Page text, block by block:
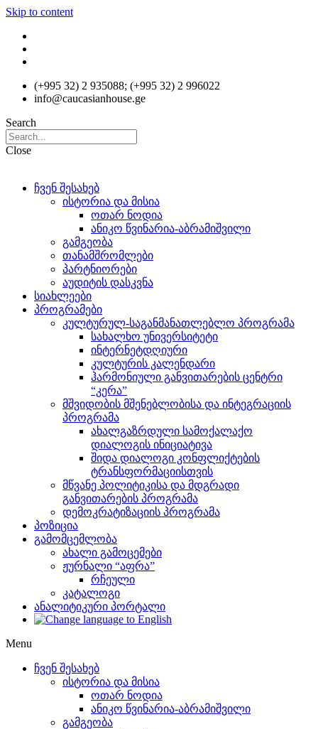
Skip to content
(+995 32) 2 935088; (+995 32) 2 996022
info@caucasianhouse.ge
Search
Close
ჩვენ შესახებ
ისტორია და მისია
ოთარ ნოდია
ანიკო წვინარია-აბრამიშვილი
გამგეობა
თანამშრომლები
პარტნიორები
აუდიტის დასკვნა
სიახლეები
პროგრამები
კულტურულ-საგანმანათლებლო პროგრამა
სახალხო უნივერსიტეტი
ინტერნეტდღიური
კულტურის კალენდარი
ჰარმონიული განვითარების ცენტრი
“კერა”
მშვიდობის მშენებლობისა და ინტეგრაციის
პროგრამა
ახალგაზრდული სამოქალაქო
დიალოგის ინიციატივა
შიდა დიალოგი კონფლიქტების
ტრანსფორმაციისთვის
მწვანე პოლიტიკისა და მდგრადი
განვითარების პროგრამა
დემოკრატიზაციის პროგრამა
პოზიცია
გამომცემლობა
ახალი გამოცემები
ჟურნალი “აფრა”
რჩეული
კატალოგი
ანალიტიკური პორტალი
Menu
ჩვენ შესახებ
ისტორია და მისია
ოთარ ნოდია
ანიკო წვინარია-აბრამიშვილი
გამგეობა